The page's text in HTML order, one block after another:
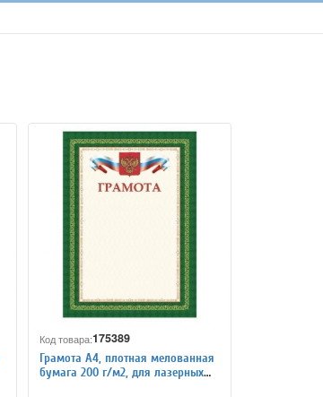
Код товара:175389
Грамота А4, плотная мелованная
бумага 200 г/м2, для лазерных